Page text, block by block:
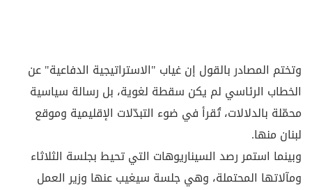
وتختم المصادر بالقول إن غياب "الاستراتيجية الدفاعية" عن
الخطاب الرئاسي لم يكن سقطة لغوية، بل رسالة سياسية
محمّلة بالدلالات، تُقرأ في ضوء التبدّلات الإقليمية وموقع
لبنان منها.
وبينما استمر رصد السيناريوهات التي تحيط بجلسة الثلاثاء
ومآلاتها المحتملة، وهي جلسة سيغيب عنها وزير العمل